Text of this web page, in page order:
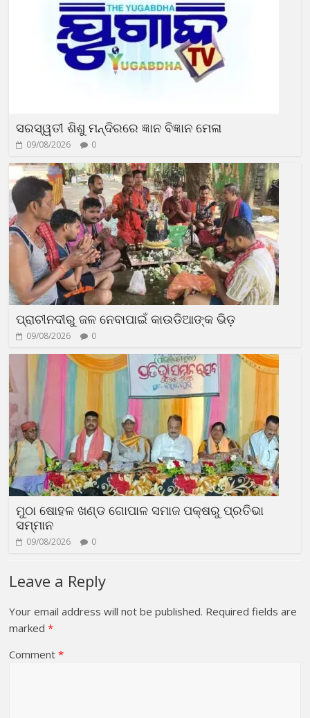
ସରସ୍ୱତୀ ଶିଶୁ ମନ୍ଦିରରେ ଜ୍ଞାନ ବିଜ୍ଞାନ ମେଳା
09/08/2026 0
ପ୍ରାଚୀନଦୀରୁ ଜଳ ନେବାପାଇଁ କାଉଡିଆଙ୍କ ଭିଡ଼
09/08/2026 0
ମୁଠା ଷୋହଳ ଖଣ୍ଡ ଗୋପାଳ ସମାଜ ପକ୍ଷରୁ ପ୍ରତିଭା
ସମ୍ମାନ
09/08/2026 0
Leave a Reply
Your email address will not be published. Required fields are
marked*
Comment*